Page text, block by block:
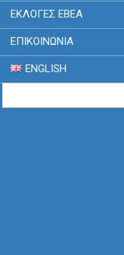
ΕΚΛΟΓΈΣ ΕΒΕΑ
ΕΠΙΚΟΙΝΩΝΙΑ
ENGLISH
Search